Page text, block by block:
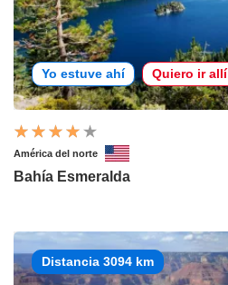
Yo estuve ahí Quiero ir allí
América del norte
Bahía Esmeralda
Distancia 3094 km